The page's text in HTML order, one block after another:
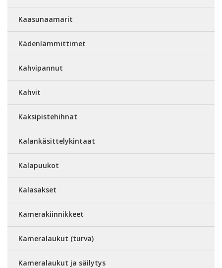
Kaasunaamarit
Kädenlämmittimet
Kahvipannut
Kahvit
Kaksipistehihnat
Kalankäsittelykintaat
Kalapuukot
Kalasakset
Kamerakiinnikkeet
Kameralaukut (turva)
Kameralaukut ja säilytys